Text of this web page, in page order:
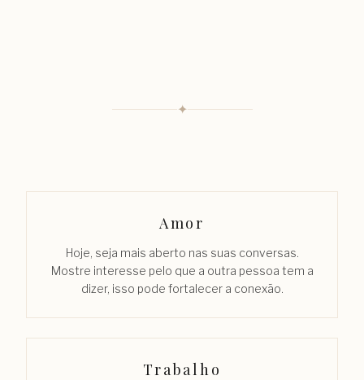
✦
Amor
Hoje, seja mais aberto nas suas conversas.
Mostre interesse pelo que a outra pessoa tem a
dizer, isso pode fortalecer a conexão.
Trabalho